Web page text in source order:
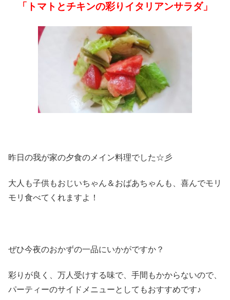
「トマトとチキンの彩りイタリアンサラダ」
昨日の我が家の夕食のメイン料理でした☆彡
大人も子供もおじいちゃん＆おばあちゃんも、喜んでモリ
モリ食べてくれますよ！
ぜひ今夜のおかずの一品にいかがですか？
彩りが良く、万人受けする味で、手間もかからないので、
パーティーのサイドメニューとしてもおすすめです♪